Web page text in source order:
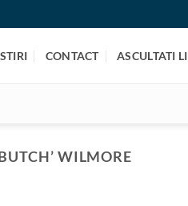
STIRI CONTACT ASCULTATI
WILMORE